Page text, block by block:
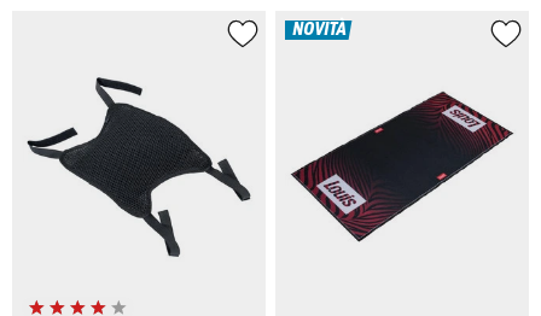
NOVITÀ